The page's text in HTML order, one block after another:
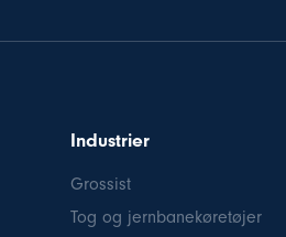
Industrier
Grossist
Tog og jernbanekøretøjer